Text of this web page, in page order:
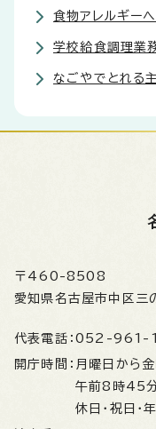
食物アレルギー
学校給食調理業
なごやでとれる
〒460-8508
愛知県名古屋市中区三
代表電話： 052-961-
開庁時間： 月曜日から
午前8時45
休日・祝日・